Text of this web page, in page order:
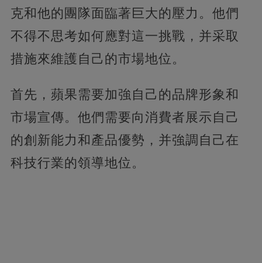
克和他的團隊面臨著巨大的壓力。他們
不得不思考如何應對這一挑戰，并采取
措施來維護自己的市場地位。
首先，蘋果需要加強自己的品牌形象和
市場宣傳。他們需要向消費者展示自己
的創新能力和產品優勢，并強調自己在
科技行業的領導地位。